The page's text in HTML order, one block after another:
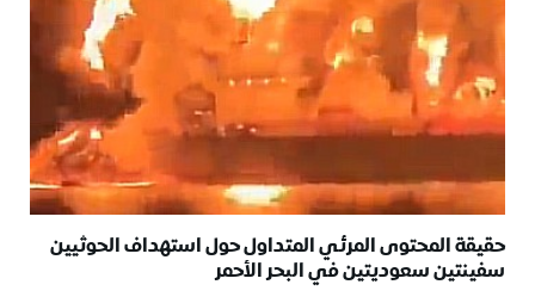
حقيقة المحتوى المرئي المتداول حول استهداف الحوثيين
سفينتين سعوديتين في البحر الأحمر